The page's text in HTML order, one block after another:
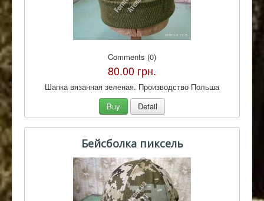
Comments (0)
80.00 грн.
Шапка вязанная зеленая. Производство Польша
Buy
Detail
Бейсболка пиксель